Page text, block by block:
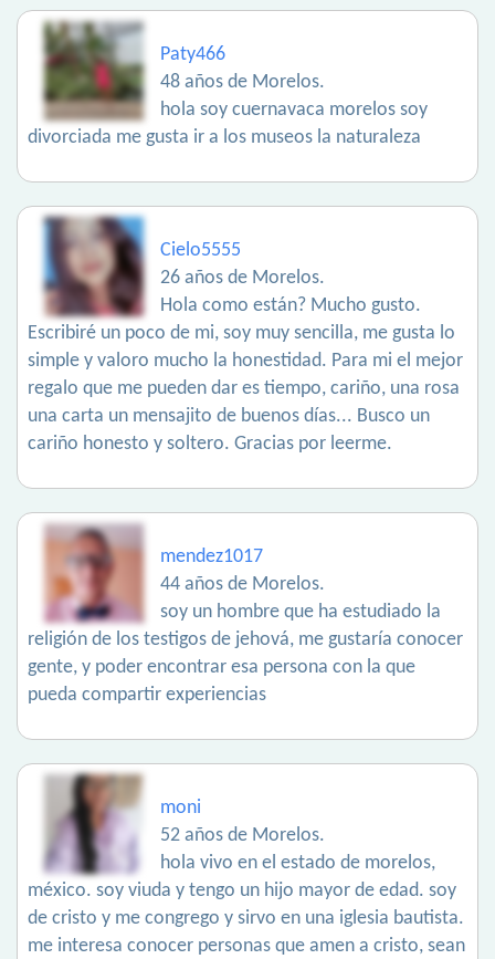
Paty466
48 años de Morelos.
hola soy cuernavaca morelos soy
divorciada me gusta ir a los museos la naturaleza
Cielo5555
26 años de Morelos.
Hola como están? Mucho gusto.
Escribiré un poco de mi, soy muy sencilla, me gusta lo
simple y valoro mucho la honestidad. Para mi el mejor
regalo que me pueden dar es tiempo, cariño, una rosa
una carta un mensajito de buenos días... Busco un
cariño honesto y soltero. Gracias por leerme.
mendez1017
44 años de Morelos.
soy un hombre que ha estudiado la
religión de los testigos de jehová, me gustaría conocer
gente, y poder encontrar esa persona con la que
pueda compartir experiencias
moni
52 años de Morelos.
hola vivo en el estado de morelos,
méxico. soy viuda y tengo un hijo mayor de edad. soy
de cristo y me congrego y sirvo en una iglesia bautista.
me interesa conocer personas que amen a cristo, sean